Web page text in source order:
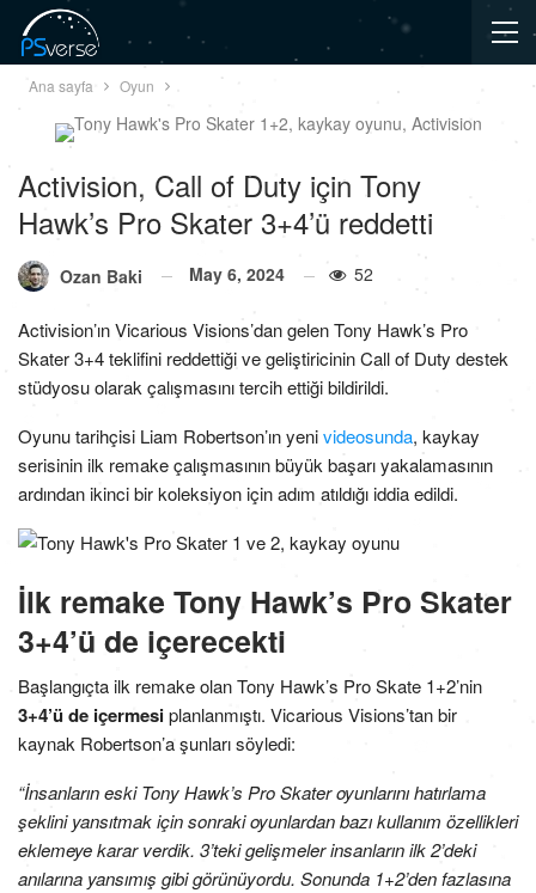
Ana sayfa Oyun
Activision, Call of Duty için Tony
Hawk’s Pro Skater 3+4’ü reddetti
Ozan Baki May 6, 2024 52
Activision’ın Vicarious Visions’dan gelen Tony Hawk’s Pro
Skater 3+4 teklifini reddettiği ve geliştiricinin Call of Duty destek
stüdyosu olarak çalışmasını tercih ettiği bildirildi.
Oyunu tarihçisi Liam Robertson’ın yenivideosunda, kaykay
serisinin ilk remake çalışmasının büyük başarı yakalamasının
ardından ikinci bir koleksiyon için adım atıldığı iddia edildi.
İlk remake Tony Hawk’s Pro Skater
3+4’ü de içerecekti
Başlangıçta ilk remake olan Tony Hawk’s Pro Skate 1+2’nin
3+4’ü de içermesiplanlanmıştı. Vicarious Visions’tan bir
kaynak Robertson’a şunları söyledi:
“İnsanların eski Tony Hawk’s Pro Skater oyunlarını hatırlama
şeklini yansıtmak için sonraki oyunlardan bazı kullanım özellikleri
eklemeye karar verdik. 3’teki gelişmeler insanların ilk 2’deki
anılarına yansımış gibi görünüyordu. Sonunda 1+2’den fazlasına